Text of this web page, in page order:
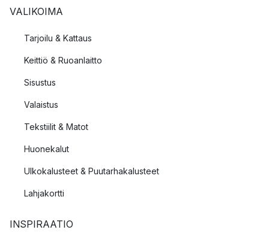
VALIKOIMA
Tarjoilu & Kattaus
Keittiö & Ruoanlaitto
Sisustus
Valaistus
Tekstiilit & Matot
Huonekalut
Ulkokalusteet & Puutarhakalusteet
Lahjakortti
INSPIRAATIO